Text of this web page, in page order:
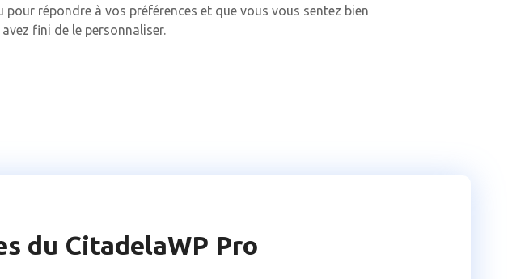
répondre à vos préférences et que vous vous sentez bien
fini de le personnaliser.
du CitadelaWP Pro